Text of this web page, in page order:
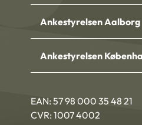
Ankestyrelsen Aalborg
Ankestyrelsen
EAN: 57 98 000 35 48 21
CVR: 1007 4002